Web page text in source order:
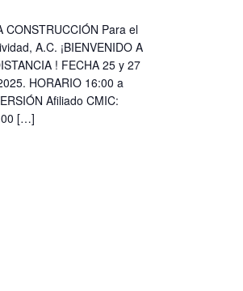
CONSTRUCCIÓN Para el
A.C. ¡BIENVENIDO A
! FECHA 25 y 27
HORARIO 16:00 a
Afiliado CMIC:
[…]